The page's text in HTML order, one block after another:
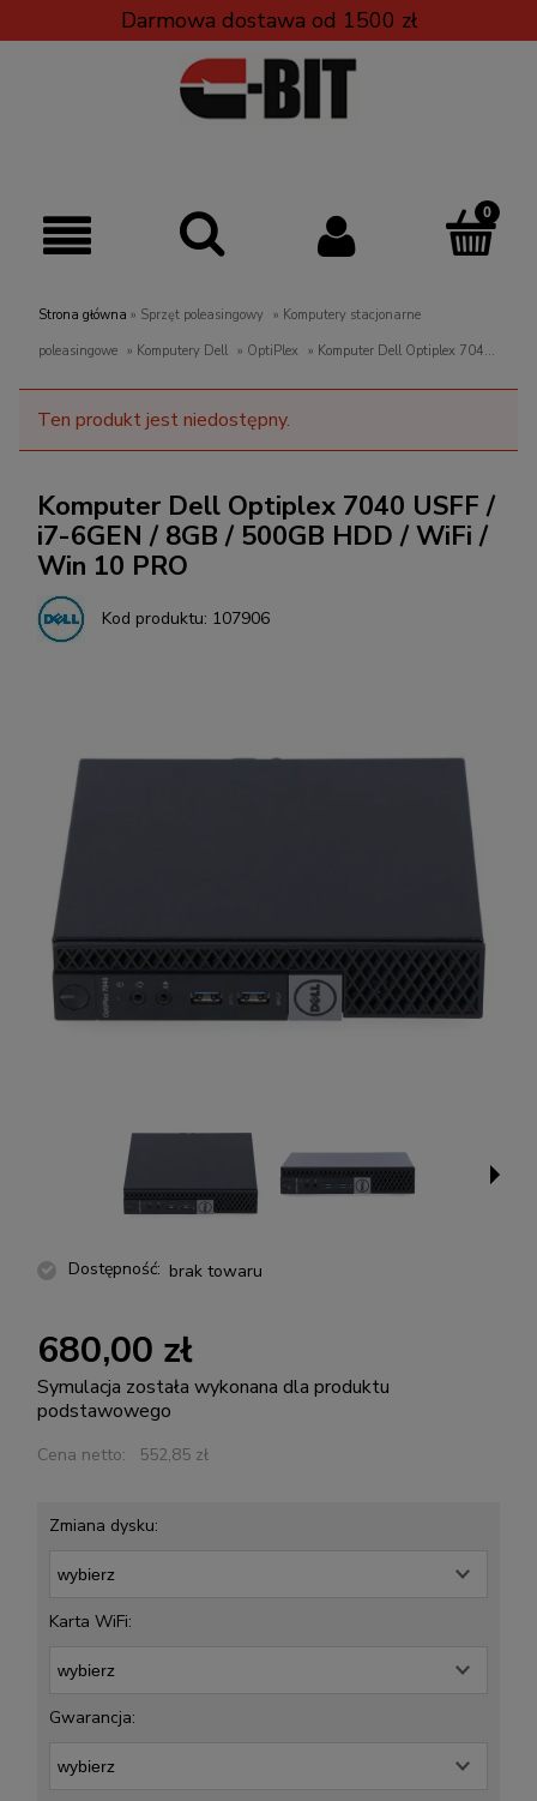
Darmowa dostawa od 1500 zł
Strona główna » Sprzęt poleasingowy » Komputery stacjonarne
poleasingowe » Komputery Dell » OptiPlex » Komputer Dell Optiplex 7040
USFF / i7-6GEN / 8GB / 500GB HDD / WiFi / Win 10 PRO
Ten produkt jest niedostępny.
Komputer Dell Optiplex 7040 USFF /
i7-6GEN / 8GB / 500GB HDD / WiFi /
Win 10 PRO
Kod produktu: 107906
Dostępność: brak towaru
680,00 zł
Symulacja została wykonana dla produktu
podstawowego
Cena netto: 552,85 zł
Zmiana dysku:
Karta WiFi:
Gwarancja: